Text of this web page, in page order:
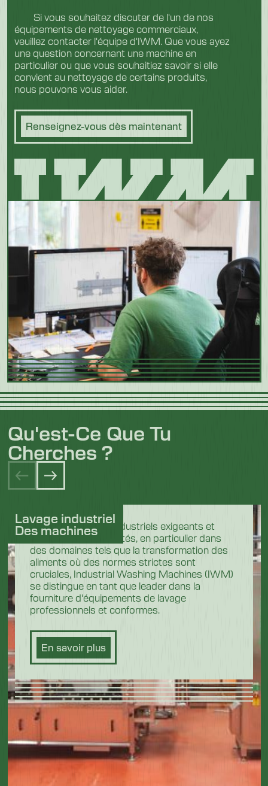
Si vous souhaitez discuter de l'un de nos
équipements de nettoyage commerciaux,
veuillez contacter l'équipe d'IWM. Que vous ayez
une question concernant une machine en
particulier ou que vous souhaitiez savoir si elle
convient au nettoyage de certains produits,
nous pouvons vous aider.
Renseignez-vous dès maintenant
Qu'est-Ce Que Tu
Cherches ?
Dans les secteurs industriels exigeants et
hautement réglementés, en particulier dans
des domaines tels que la transformation des
aliments où des normes strictes sont
cruciales, Industrial Washing Machines (IWM)
se distingue en tant que leader dans la
fourniture d'équipements de lavage
professionnels et conformes.
En savoir plus
Lavage industriel
Des machines